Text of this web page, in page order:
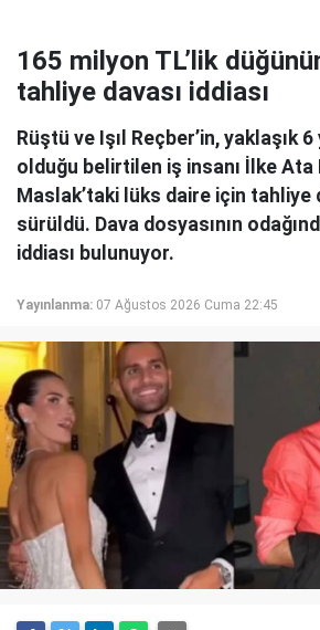
165 milyon TL’lik
tahliye davası iddiası
Rüştü ve Işıl Reçber’in, yaklaşık 6
olduğu belirtilen iş insanı İlke Ata
Maslak’taki lüks daire için tahliye
sürüldü. Dava dosyasının
iddiası bulunuyor.
Yayınlanma: 07 Ağustos 2026 Cuma 22:45